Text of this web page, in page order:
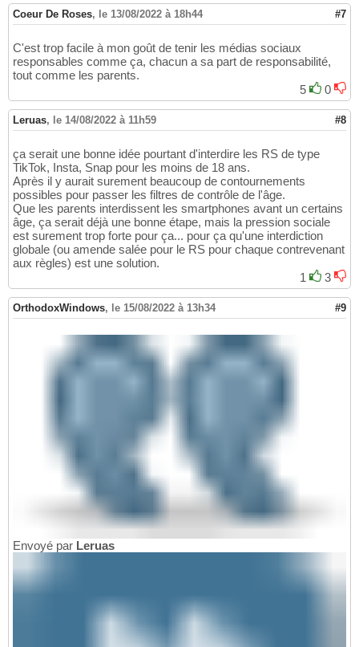
Coeur De Roses, le 13/08/2022 à 18h44 #7
C'est trop facile à mon goût de tenir les médias sociaux
responsables comme ça, chacun a sa part de responsabilité,
tout comme les parents.
5
0
Leruas, le 14/08/2022 à 11h59 #8
ça serait une bonne idée pourtant d'interdire les RS de type
TikTok, Insta, Snap pour les moins de 18 ans.
Après il y aurait surement beaucoup de contournements
possibles pour passer les filtres de contrôle de l'âge.
Que les parents interdissent les smartphones avant un certains
âge, ça serait déjà une bonne étape, mais la pression sociale
est surement trop forte pour ça... pour ça qu'une interdiction
globale (ou amende salée pour le RS pour chaque contrevenant
aux règles) est une solution.
1
3
OrthodoxWindows, le 15/08/2022 à 13h34 #9
Envoyé par Leruas